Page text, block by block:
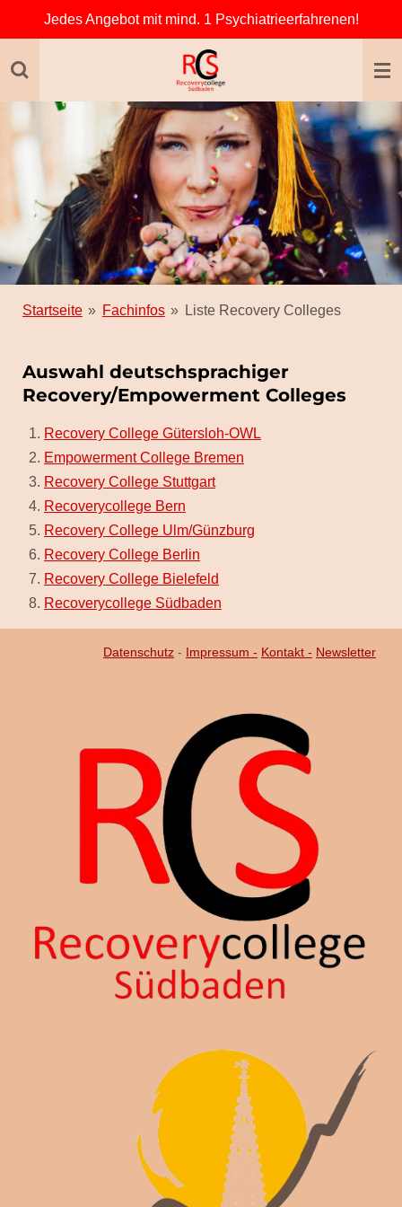
springen
Jedes Angebot mit mind. 1 Psychiatrieerfahrenen!
Startseite » Fachinfos » Liste Recovery Colleges
Auswahl deutschsprachiger
Recovery/Empowerment Colleges
Recovery College Gütersloh-OWL
Empowerment College Bremen
Recovery College Stuttgart
Recoverycollege Bern
Recovery College Ulm/Günzburg
Recovery College Berlin
Recovery College Bielefeld
Recoverycollege Südbaden
Datenschutz - Impressum - Kontakt - Newsletter